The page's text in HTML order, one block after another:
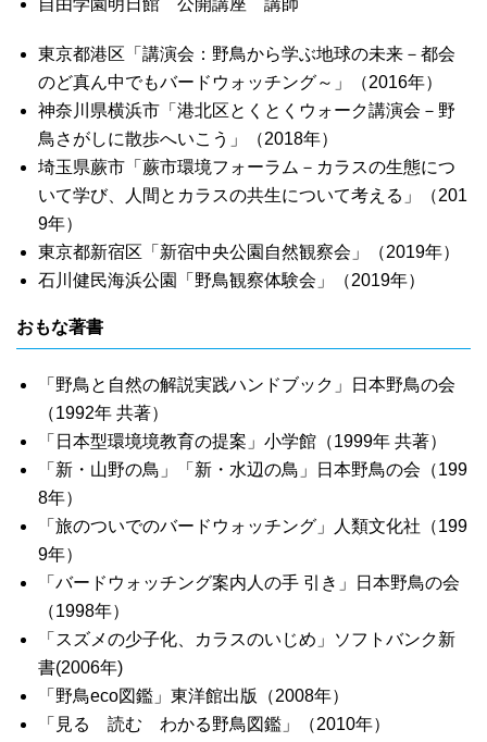
自由学園明日館 公開講座 講師
東京都港区「講演会：野鳥から学ぶ地球の未来－都会
のど真ん中でもバードウォッチング～」（2016年）
神奈川県横浜市「港北区とくとくウォーク講演会－野
鳥さがしに散歩へいこう」（2018年）
埼玉県蕨市「蕨市環境フォーラム－カラスの生態につ
いて学び、人間とカラスの共生について考える」（201
9年）
東京都新宿区「新宿中央公園自然観察会」（2019年）
石川健民海浜公園「野鳥観察体験会」（2019年）
おもな著書
「野鳥と自然の解説実践ハンドブック」日本野鳥の会
（1992年 共著）
「日本型環境境教育の提案」小学館（1999年 共著）
「新・山野の鳥」「新・水辺の鳥」日本野鳥の会（199
8年）
「旅のついでのバードウォッチング」人類文化社（199
9年）
「バードウォッチング案内人の手 引き」日本野鳥の会
（1998年）
「スズメの少子化、カラスのいじめ」ソフトバンク新
書(2006年)
「野鳥eco図鑑」東洋館出版（2008年）
「見る 読む わかる野鳥図鑑」（2010年）